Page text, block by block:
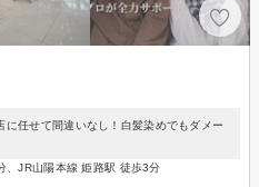
任せて間違いなし！白髪染めでもダメー
、JR山陽本線 姫路駅 徒歩3分